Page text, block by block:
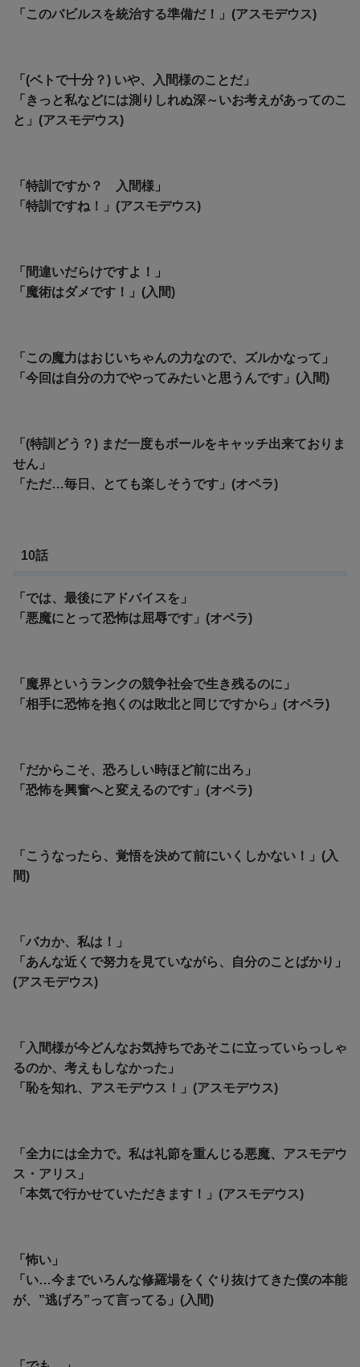
「このバビルスを統治する準備だ！」(アスモデウス)
「(ベトで十分？) いや、入間様のことだ」
「きっと私などには測りしれぬ深～いお考えがあってのこ
と」(アスモデウス)
「特訓ですか？ 入間様」
「特訓ですね！」(アスモデウス)
「間違いだらけですよ！」
「魔術はダメです！」(入間)
「この魔力はおじいちゃんの力なので、ズルかなって」
「今回は自分の力でやってみたいと思うんです」(入間)
「(特訓どう？) まだ一度もボールをキャッチ出来ておりま
せん」
「ただ…毎日、とても楽しそうです」(オペラ)
10話
「では、最後にアドバイスを」
「悪魔にとって恐怖は屈辱です」(オペラ)
「魔界というランクの競争社会で生き残るのに」
「相手に恐怖を抱くのは敗北と同じですから」(オペラ)
「だからこそ、恐ろしい時ほど前に出ろ」
「恐怖を興奮へと変えるのです」(オペラ)
「こうなったら、覚悟を決めて前にいくしかない！」(入
間)
「バカか、私は！」
「あんな近くで努力を見ていながら、自分のことばかり」
(アスモデウス)
「入間様が今どんなお気持ちであそこに立っていらっしゃ
るのか、考えもしなかった」
「恥を知れ、アスモデウス！」(アスモデウス)
「全力には全力で。私は礼節を重んじる悪魔、アスモデウ
ス・アリス」
「本気で行かせていただきます！」(アスモデウス)
「怖い」
「い…今までいろんな修羅場をくぐり抜けてきた僕の本能
が、”逃げろ”って言ってる」(入間)